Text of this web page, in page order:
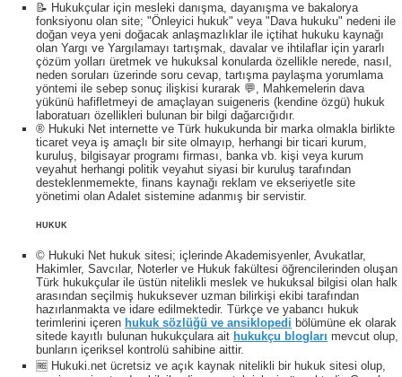
📝 Hukukçular için mesleki danışma, dayanışma ve bakalorya
fonksiyonu olan site; "Önleyici hukuk" veya "Dava hukuku" nedeni ile
doğan veya yeni doğacak anlaşmazlıklar ile içtihat hukuku kaynağı
olan Yargı ve Yargılamayı tartışmak, davalar ve ihtilaflar için yararlı
çözüm yolları üretmek ve hukuksal konularda özellikle nerede, nasıl,
neden soruları üzerinde soru cevap, tartışma paylaşma yorumlama
yöntemi ile sebep sonuç ilişkisi kurarak 💬, Mahkemelerin dava
yükünü hafifletmeyi de amaçlayan suigeneris (kendine özgü) hukuk
laboratuarı özellikleri bulunan bir bilgi dağarcığıdır.
® Hukuki Net internette ve Türk hukukunda bir marka olmakla birlikte
ticaret veya iş amaçlı bir site olmayıp, herhangi bir ticari kurum,
kuruluş, bilgisayar programı firması, banka vb. kişi veya kurum
veyahut herhangi politik veyahut siyasi bir kuruluş tarafından
desteklenmemekte, finans kaynağı reklam ve ekseriyetle site
yönetimi olan Adalet sistemine adanmış bir servistir.
HUKUK
© Hukuki Net hukuk sitesi; içlerinde Akademisyenler, Avukatlar,
Hakimler, Savcılar, Noterler ve Hukuk fakültesi öğrencilerinden oluşan
Türk hukukçular ile üstün nitelikli meslek ve hukuksal bilgisi olan halk
arasından seçilmiş hukuksever uzman bilirkişi ekibi tarafından
hazırlanmakta ve idare edilmektedir. Türkçe ve yabancı hukuk
terimlerini içeren hukuk sözlüğü ve ansiklopedi bölümüne ek olarak
sitede kayıtlı bulunan hukukçulara ait hukukçu blogları mevcut olup,
bunların içeriksel kontrolü sahibine aittir.
🆓 Hukuki.net ücretsiz ve açık kaynak nitelikli bir hukuk sitesi olup,